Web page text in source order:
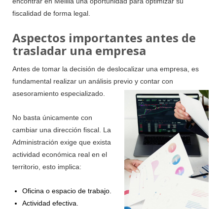
fiscalidad de forma legal.
Aspectos importantes antes de
trasladar una empresa
Antes de tomar la decisión de deslocalizar una empresa, es
fundamental realizar un análisis previo y contar con
asesoramiento especializado.
No basta únicamente con
cambiar una dirección fiscal. La
Administración exige que exista
actividad económica real en el
territorio, esto implica:
Oficina o espacio de trabajo.
Actividad efectiva.